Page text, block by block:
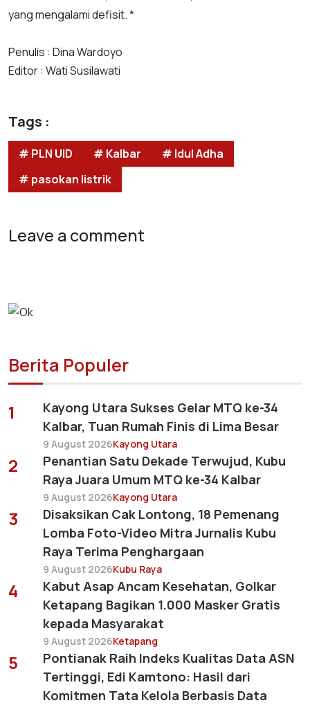
yang mengalami defisit. *
Penulis : Dina Wardoyo
Editor : Wati Susilawati
Tags :
# PLN UID # Kalbar
# Idul Adha
# pasokan listrik
Leave a comment
Berita Populer
1
Kayong Utara Sukses Gelar MTQ ke-34
Kalbar, Tuan Rumah Finis di Lima Besar
9 August 2026Kayong Utara
2
Penantian Satu Dekade Terwujud, Kubu
Raya Juara Umum MTQ ke-34 Kalbar
9 August 2026Kayong Utara
3
Disaksikan Cak Lontong, 18 Pemenang
Lomba Foto-Video Mitra Jurnalis Kubu
Raya Terima Penghargaan
9 August 2026Kubu Raya
4
Kabut Asap Ancam Kesehatan, Golkar
Ketapang Bagikan 1.000 Masker Gratis
kepada Masyarakat
9 August 2026Ketapang
5
Pontianak Raih Indeks Kualitas Data ASN
Tertinggi, Edi Kamtono: Hasil dari
Komitmen Tata Kelola Berbasis Data